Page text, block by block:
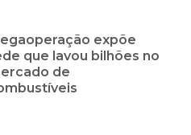
expõe
que lavou bilhões no
de